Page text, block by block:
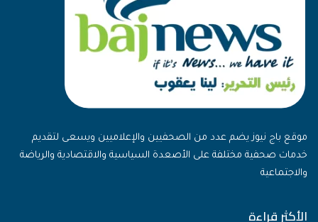
موقع باج نيوز يضم عدد من الصحفيين والإعلاميين ويسعى لتقديم
خدمات صحفية مختلفة على الأصعدة السياسية والاقتصادية والرياضة
والاجتماعية
الأكثر قراءة